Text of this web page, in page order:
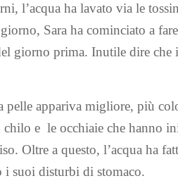
l’acqua ha lavato via le
Sara ha cominciato a
giorno prima. Inutile dire che
appariva migliore, più
chilo e le occhiaie che hanno
Oltre a questo, l’acqua ha
i suoi disturbi di stomaco.